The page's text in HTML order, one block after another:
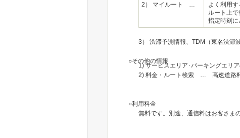
2） マイルート …
よく利用
ルート上
指定時刻
3） 渋滞予測情報、TDM（東名渋滞
○その他の情報
1) サービスエリア･パーキングエ
2) 料金・ルート検索 … 高速道路
○利用料金
無料です。別途、通信料はお客さま